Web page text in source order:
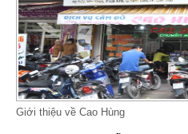
Giới thiệu về Cao Hùng